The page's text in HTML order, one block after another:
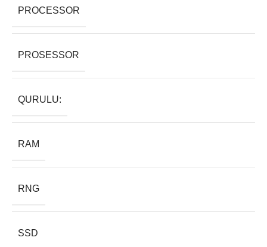
PROCESSOR
PROSESSOR
QURULU:
RAM
RNG
SSD